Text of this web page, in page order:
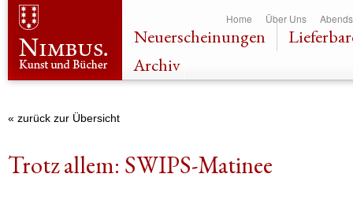
Home Über Uns
Neuerscheinungen
Archiv
Trotz allem: SWIPS-Matinee
« zurück zur Übersicht